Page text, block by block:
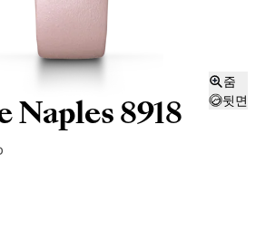
줌
뒷면
Naples 8918